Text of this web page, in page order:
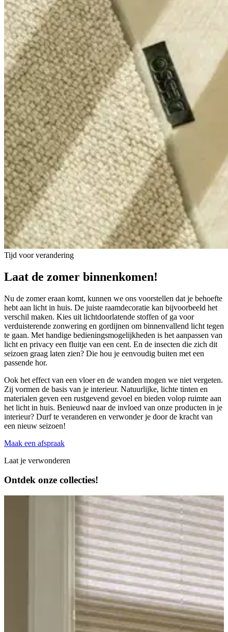
Tijd voor verandering
Laat de zomer binnenkomen!
Nu de zomer eraan komt, kunnen we ons voorstellen dat je behoefte
hebt aan licht in huis. De juiste raamdecoratie kan bijvoorbeeld het
verschil maken. Kies uit lichtdoorlatende stoffen of ga voor
verduisterende zonwering en gordijnen om binnenvallend licht tegen
te gaan. Met handige bedieningsmogelijkheden is het aanpassen van
licht en privacy een fluitje van een cent. En de insecten die zich dit
seizoen graag laten zien? Die hou je eenvoudig buiten met een
passende hor.
Ook het effect van een vloer en de wanden mogen we niet vergeten.
Zij vormen de basis van je interieur. Natuurlijke, lichte tinten en
materialen geven een rustgevend gevoel en bieden volop ruimte aan
het licht in huis. Benieuwd naar de invloed van onze producten in je
interieur? Durf te veranderen en verwonder je door de kracht van
een nieuw seizoen!
Maak een afspraak
Laat je verwonderen
Ontdek onze collecties!